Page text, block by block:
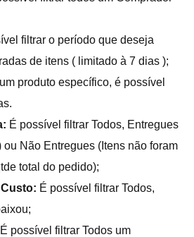
filtrar o período que deseja
de itens ( limitado à 7 dias );
produto específico, é possível
É possível filtrar Todos, Entregues
ou Não Entregues (Itens não foram
total do pedido);
É possível filtrar Todos,
É possível filtrar Todos um